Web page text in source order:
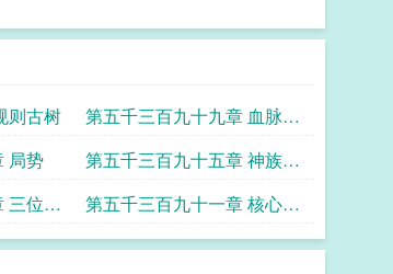
则古树
第五千三百九十九章 血脉的
信任
局势
第五千三百九十五章 神族第
一
三位散
第五千三百九十一章 核心区
域